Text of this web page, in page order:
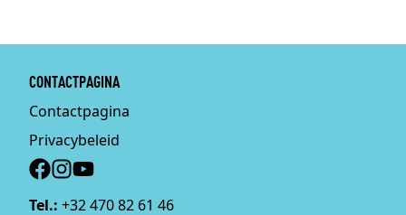
CONTACTPAGINA
Contactpagina
Privacybeleid
Social
Tel.: +32 470 82 61 46